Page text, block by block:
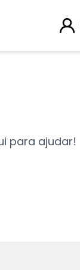
para ajudar!